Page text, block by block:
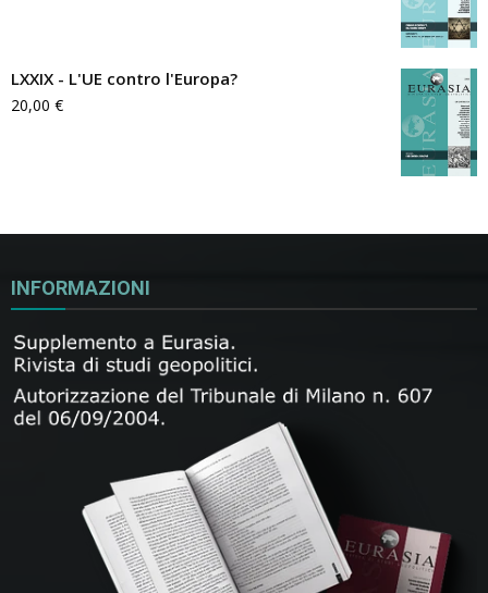
LXXIX - L'UE contro l'Europa?
20,00 €
INFORMAZIONI